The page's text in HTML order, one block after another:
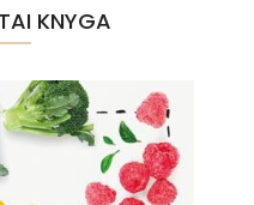
KNYGA